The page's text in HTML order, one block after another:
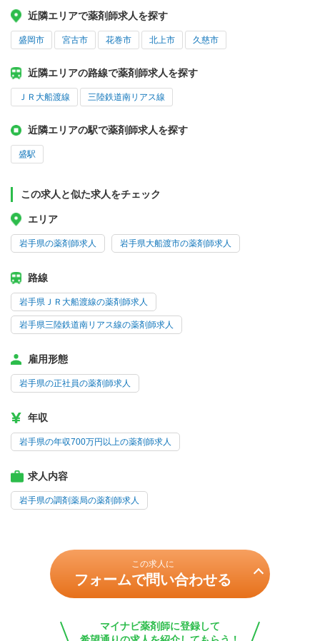
近隣エリアで薬剤師求人を探す
盛岡市 宮古市 花巻市 北上市 久慈市
近隣エリアの路線で薬剤師求人を探す
ＪＲ大船渡線 三陸鉄道南リアス線
近隣エリアの駅で薬剤師求人を探す
盛駅
この求人と似た求人をチェック
エリア
岩手県の薬剤師求人 岩手県大船渡市の薬剤師求人
路線
岩手県ＪＲ大船渡線の薬剤師求人
岩手県三陸鉄道南リアス線の薬剤師求人
雇用形態
岩手県の正社員の薬剤師求人
年収
岩手県の年収700万円以上の薬剤師求人
求人内容
岩手県の調剤薬局の薬剤師求人
この求人に
フォームで問い合わせる
マイナビ薬剤師に登録して